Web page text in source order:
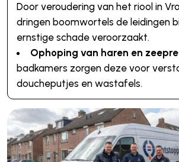
Door veroudering van het riool in
dringen boomwortels de leidingen
ernstige schade veroorzaakt.
Ophoping van haren en
badkamers zorgen deze voor
doucheputjes en wastafels.